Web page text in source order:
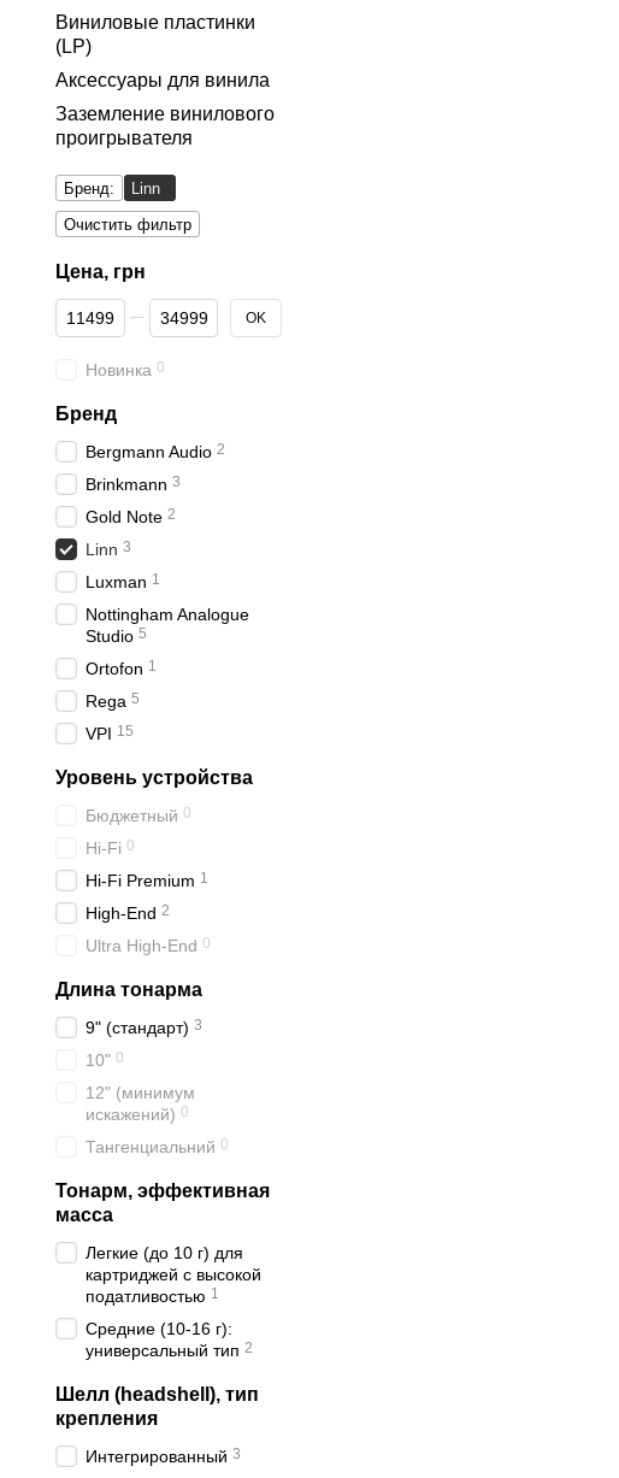
Виниловые пластинки
(LP)
Аксессуары для винила
Заземление винилового
проигрывателя
Бренд:
Linn
Очистить фильтр
Цена, грн
От Цена, грн
До Цена, грн OK
Новинка 0
Бренд
Bergmann Audio 2
Brinkmann 3
Gold Note 2
Linn 3
Luxman 1
Nottingham Analogue
Studio 5
Ortofon 1
Rega 5
VPI 15
Уровень устройства
Бюджетный 0
Hi-Fi 0
Hi-Fi Premium 1
High-End 2
Ultra High-End 0
Длина тонарма
9" (стандарт) 3
10" 0
12" (минимум
искажений) 0
Тангенциальний 0
Тонарм, эффективная
масса
Легкие (до 10 г) для
картриджей с высокой
податливостью 1
Средние (10-16 г):
универсальный тип 2
Шелл (headshell), тип
крепления
Интегрированный 3